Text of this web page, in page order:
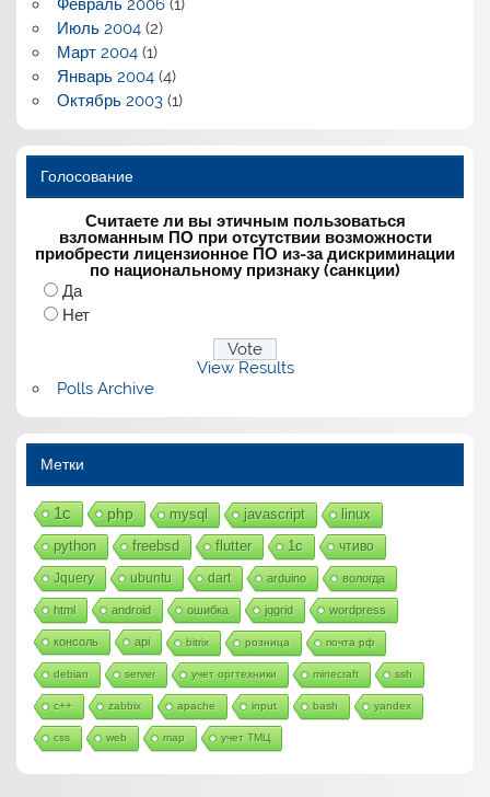
Февраль 2006(1)
Июль 2004(2)
Март 2004(1)
Январь 2004(4)
Октябрь 2003(1)
Голосование
Считаете ли вы этичным пользоваться
взломанным ПО при отсутствии возможности
приобрести лицензионное ПО из-за дискриминации
по национальному признаку (санкции)
Да
Нет
View Results
Polls Archive
Метки
1с php mysql javascript linux
python freebsd flutter 1c чтиво
Jquery ubuntu dart arduino вологда
html android ошибка jqgrid wordpress
консоль api bitrix розница почта рф
debian server учет оргтехники minecraft ssh
c++ zabbix apache input bash yandex
css web map учет ТМЦ